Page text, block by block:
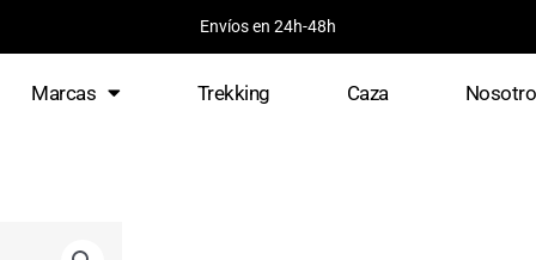
Envíos en 24h-48h
Marcas Trekking Caza